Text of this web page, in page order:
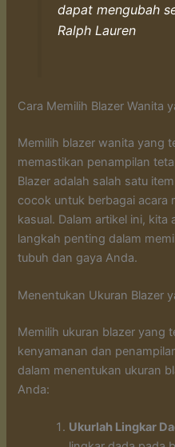
dapat mengubah
Ralph Lauren
Cara Memilih Blazer Wanita
Memilih blazer wanita yang
memastikan penampilan
Blazer adalah salah satu
cocok untuk berbagai acara
kasual. Dalam artikel ini,
langkah penting dalam
tubuh dan gaya Anda.
Menentukan Ukuran Blazer
Memilih ukuran blazer yang
kenyamanan dan
dalam menentukan ukuran
Anda:
Ukurlah Lingkar